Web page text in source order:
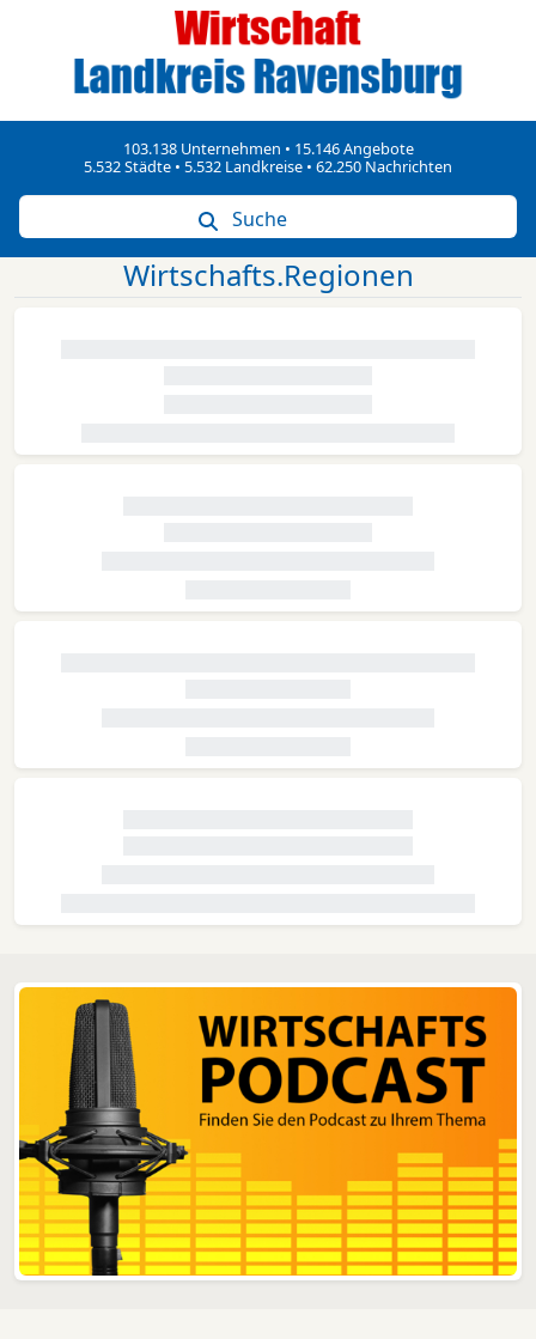
103.138 Unternehmen • 15.146 Angebote
5.532 Städte • 5.532 Landkreise • 62.250 Nachrichten
Suche
Wirtschafts.Regionen